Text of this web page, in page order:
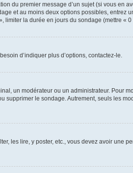
du premier message d’un sujet (si vous en
et au moins deux options possibles,
la durée en jours du sondage (mettre
d’indiquer plus d’options, contactez-le.
un modérateur ou un administrateur. Pour
supprimer le sondage. Autrement, seuls les
les lire, y poster, etc., vous devez avoir